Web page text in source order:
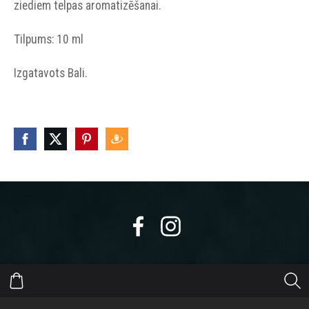
ziediem telpas aromatizēšanai.
Tilpums: 10 ml
Izgatavots Bali.
https://eepurl.com/dyikxr